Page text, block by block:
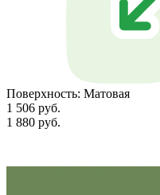
Поверхность: Матовая
1 506 руб.
1 880 руб.